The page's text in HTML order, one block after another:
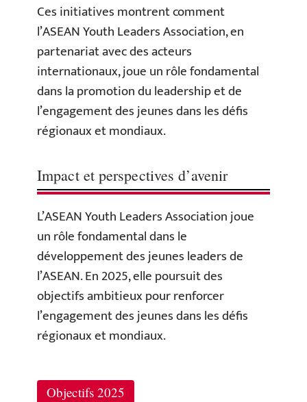
Ces initiatives montrent comment
l’ASEAN Youth Leaders Association, en
partenariat avec des acteurs
internationaux, joue un rôle fondamental
dans la promotion du leadership et de
l’engagement des jeunes dans les défis
régionaux et mondiaux.
Impact et perspectives d’avenir
L’ASEAN Youth Leaders Association joue
un rôle fondamental dans le
développement des jeunes leaders de
l’ASEAN. En 2025, elle poursuit des
objectifs ambitieux pour renforcer
l’engagement des jeunes dans les défis
régionaux et mondiaux.
Objectifs 2025